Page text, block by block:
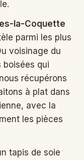
la-Coquette
parmi les plus
voisinage du
qui
récupérons
à plat dans
avec la
les pièces
tapis de soie